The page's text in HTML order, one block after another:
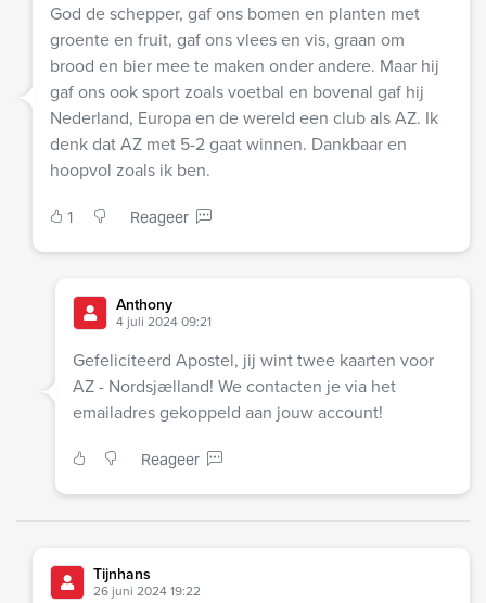
God de schepper, gaf ons bomen en planten met
groente en fruit, gaf ons vlees en vis, graan om
brood en bier mee te maken onder andere. Maar hij
gaf ons ook sport zoals voetbal en bovenal gaf hij
Nederland, Europa en de wereld een club als AZ. Ik
denk dat AZ met 5-2 gaat winnen. Dankbaar en
hoopvol zoals ik ben.
1 Reageer
Anthony
4 juli 2024 09:21
Gefeliciteerd Apostel, jij wint twee kaarten voor
AZ - Nordsjælland! We contacten je via het
emailadres gekoppeld aan jouw account!
Reageer
Tijnhans
26 juni 2024 19:22